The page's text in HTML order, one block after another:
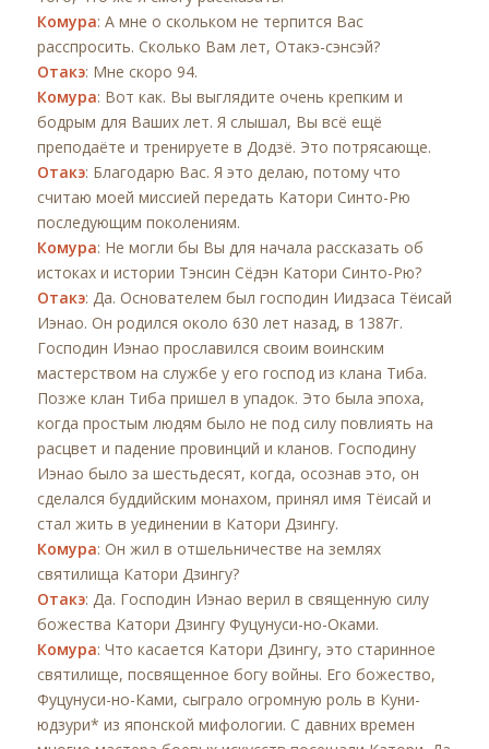
Комура: А мне о скольком не терпится Вас
расспросить. Сколько Вам лет, Отакэ-сэнсэй?
Отакэ: Мне скоро 94.
Комура: Вот как. Вы выглядите очень крепким и
бодрым для Ваших лет. Я слышал, Вы всё ещё
преподаёте и тренируете в Додзё. Это потрясающе.
Отакэ: Благодарю Вас. Я это делаю, потому что
считаю моей миссией передать Катори Синто-Рю
последующим поколениям.
Комура: Не могли бы Вы для начала рассказать об
истоках и истории Тэнсин Сёдэн Катори Синто-Рю?
Отакэ: Да. Основателем был господин Иидзаса Тёисай
Иэнао. Он родился около 630 лет назад, в 1387г.
Господин Иэнао прославился своим воинским
мастерством на службе у его господ из клана Тиба.
Позже клан Тиба пришел в упадок. Это была эпоха,
когда простым людям было не под силу повлиять на
расцвет и падение провинций и кланов. Господину
Иэнао было за шестьдесят, когда, осознав это, он
сделался буддийским монахом, принял имя Тёисай и
стал жить в уединении в Катори Дзингу.
Комура: Он жил в отшельничестве на землях
святилища Катори Дзингу?
Отакэ: Да. Господин Иэнао верил в священную силу
божества Катори Дзингу Фуцунуси-но-Оками.
Комура: Что касается Катори Дзингу, это старинное
святилище, посвященное богу войны. Его божество,
Фуцунуси-но-Ками, сыграло огромную роль в Куни-
юдзури* из японской мифологии. С давних времен